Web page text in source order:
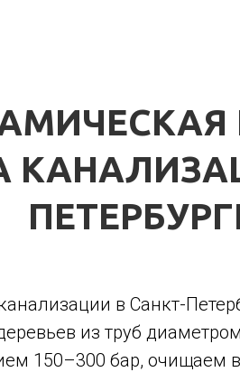
в Санкт-
из труб
150–300 бар, очищаем